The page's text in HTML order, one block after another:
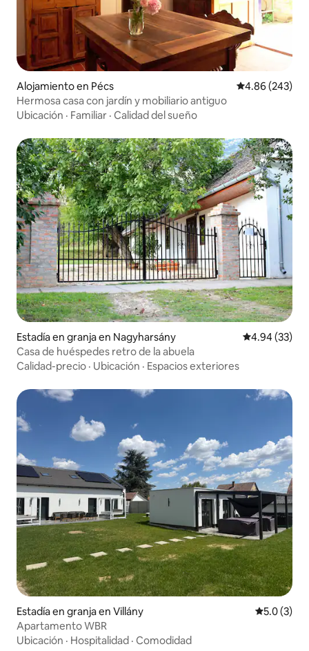
Alojamiento en Pécs Calificación
4.86 (243)
Hermosa casa con jardín y mobiliario antiguo
Ubicación · Familiar · Calidad del sueño
Estadía en granja en Nagyharsány Calificación
4.94 (33)
Casa de huéspedes retro de la abuela
Calidad-precio · Ubicación · Espacios exteriores
Estadía en granja en Villány
5.0 (3)
Apartamento WBR
Ubicación · Hospitalidad · Comodidad